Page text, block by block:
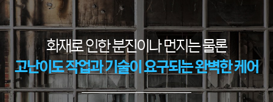
화재로 인한 분진이나 먼지는 물론
고난이도 작업과 기술이 요구되는 완벽한 케어